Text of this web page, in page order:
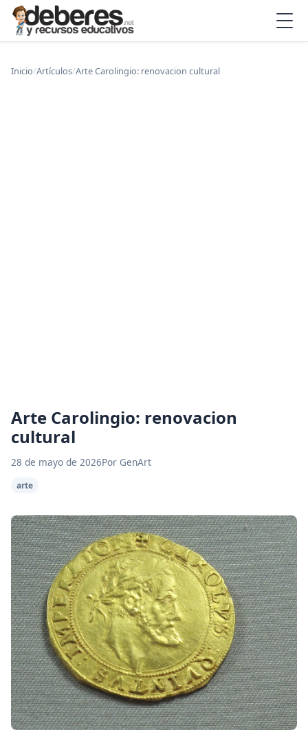
Inicio/Artículos/Arte Carolingio: renovacion cultural
Arte Carolingio: renovacion
cultural
28 de mayo de 2026Por GenArt
arte